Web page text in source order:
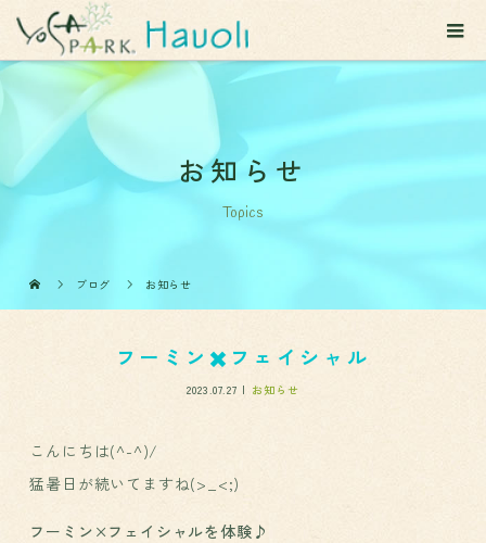
お知らせ
Topics
ブログ お知らせ
フーミン✖️フェイシャル
2023.07.27 お知らせ
こんにちは(^-^)/
猛暑日が続いてますね(>_<;)
フーミン×フェイシャルを体験♪